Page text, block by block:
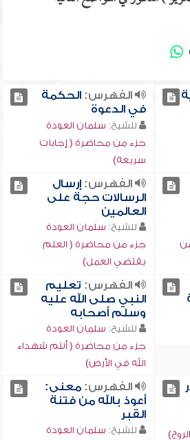
الفهرس:الحكمة
في الدعوة
للشيخ: سلمان العودة
جزء من محاضرة ( إجابات
سريعة)
الفهرس:إرسال
الرسالات حجة على
العالمين
للشيخ: سلمان العودة
جزء من محاضرة ( العلم
يقتضي العمل)
الفهرس: تعليم
النبي صلى الله عليه
وسلم أصحابه
للشيخ: سلمان العودة
جزء من محاضرة ( أنتم شهداء
الله في الأرض)
الفهرس:معنى:
أعوذ بالله من فتنة
القبر
للشيخ: سلمان العودة